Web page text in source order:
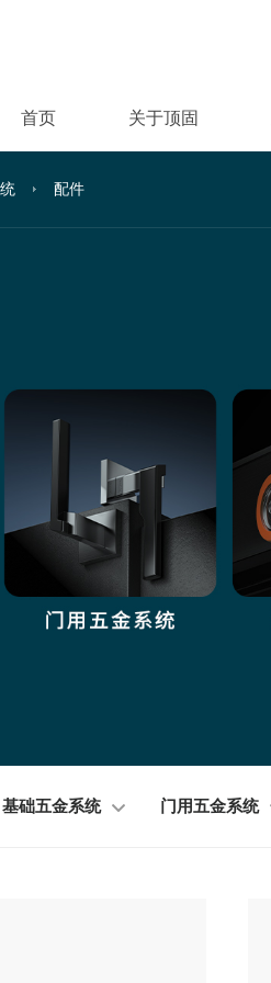
首页 关于顶固
配件
基础五金系统 门用五金系统